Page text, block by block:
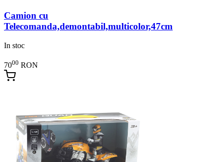
Camion cu
Telecomanda,demontabil,multicolor,47cm
In stoc
7000 RON